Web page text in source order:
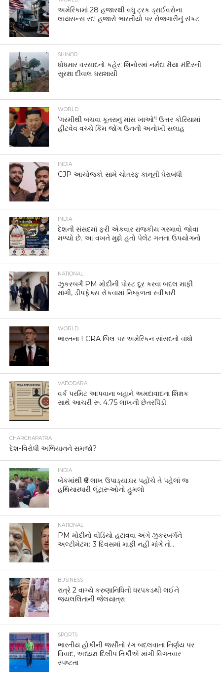
અમેરિકામાં 28 હજારથી વધુ ટ્રક ડ્રાઈવરોના
લાયસન્સ રદ! હજારો ભારતીયો પર રોજગારીનું સંકટ
SHINOR
ધોધમાર વરસાદનો કહેર: શિનોરમાં નર્મદા મૈયા મંદિરની
સુરક્ષા દીવાલ ધરાશાયી
WORLD
‘ગરમીથી બચવા કૂતરાનું માંસ ખાઓ’! ઉત્તર કોરિયામાં
હીટવેવ વચ્ચે કિમ જોંગ ઉનની અનોખી સલાહ
INDIA
CJP આયોજકો સામે ચોતરફ કાનૂની ઘેરાબંધી
INDIA
દેશની સંસદમાં ફરી એકવાર રાજકીય ગરમાવો જોવા
મળ્યો છે. આ વખતે મુદ્દો હતો પેલેટ ગનના ઉપયોગનો
NATIONAL
ઝુકરબર્ગે PM મોદીની પોસ્ટ દૂર કરવા બદલ માફી
માંગી, ડીપફેક્સ રોકવામાં નિષ્ફળતા સ્વીકારી
WORLD
ભારતના FCRA બિલ પર અમેરિકન સાંસદનો વાંધો
VADODARA
વર્ક પરમિટ આપવાના બહાને અમદાવાદના શિક્ષક
સાથે આચરી રૂ. 4.75 લાખની છેતરપિંડી
CHARCHAPATRA
દેશ-વિરોધી અભિયાનને સમજો?
INDIA
બેંકમાંથી ₹6 લાખ ઉપાડ્યા,ઘર પહોંચે તે પહેલાં જ
હથિયારધારી લૂંટારૂઓનો હુમલો
NATIONAL
PM મોદીનો વીડિયો હટાવવા અંગે ઝુકરબર્ગને
અલ્ટીમેટમ: 3 દિવસમાં માફી નહીં માંગે તો..
BUSINESS
રાત્રે 2 વાગ્યે કરુણાનિધિની ધરપકડથી લઈને
જયલલિતાની જેલયાત્રા
SPORTS
ભારતીય હોકીની જર્સીનો રંગ બદલવાના નિર્ણય પર
વિવાદ, અધ્યક્ષ દિલીપ તિર્કીએ માંગી વિગતવાર
સ્પષ્ટતા